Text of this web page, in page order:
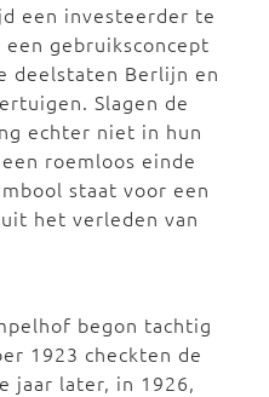
een investeerder te
gebruiksconcept
deelstaten Berlijn en
Slagen de
echter niet in hun
roemloos einde
staat voor een
het verleden van
begon tachtig
1923 checkten de
jaar later, in 1926,